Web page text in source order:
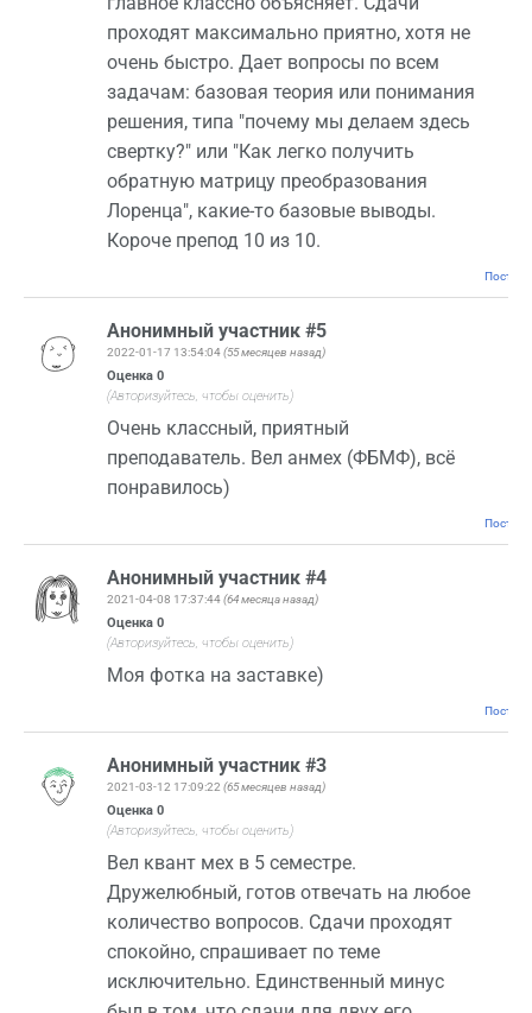
проходят максимально приятно, хотя не
очень быстро. Дает вопросы по всем
задачам: базовая теория или понимания
решения, типа "почему мы делаем здесь
свертку?" или "Как легко получить
обратную матрицу преобразования
Лоренца", какие-то базовые выводы.
Короче препод 10 из 10.
Анонимный участник #5
2022-01-17 13:54:04(55 месяцев назад)
Оценка 0
(Авторизуйтесь, чтобы оценить)
Очень классный, приятный
преподаватель. Вел анмех (ФБМФ), всё
понравилось)
Анонимный участник #4
2021-04-08 17:37:44(64 месяца назад)
Оценка 0
(Авторизуйтесь, чтобы оценить)
Моя фотка на заставке)
Анонимный участник #3
2021-03-12 17:09:22 (65 месяцев назад)
Оценка 0
(Авторизуйтесь, чтобы оценить)
Вел квант мех в 5 семестре.
Дружелюбный, готов отвечать на любое
количество вопросов. Сдачи проходят
спокойно, спрашивает по теме
исключительно. Единственный минус